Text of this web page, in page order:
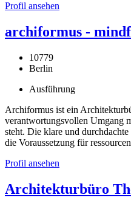
Profil ansehen
archiformus -
10779
Berlin
Ausführung
Archiformus ist ein
verantwortungsvollen Umgang
steht. Die klare und
die Voraussetzung für
Profil ansehen
Architekturbüro